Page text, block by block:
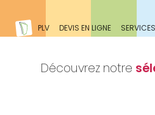
PLV DEVIS EN LIGNE SERVICES
Découvrez notre